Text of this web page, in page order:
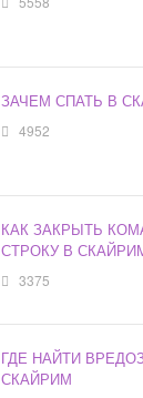
ЗАЧЕМ СПАТЬ В
4952
КАК ЗАКРЫТЬ
СТРОКУ В
3375
ГДЕ НАЙТИ
СКАЙРИМ